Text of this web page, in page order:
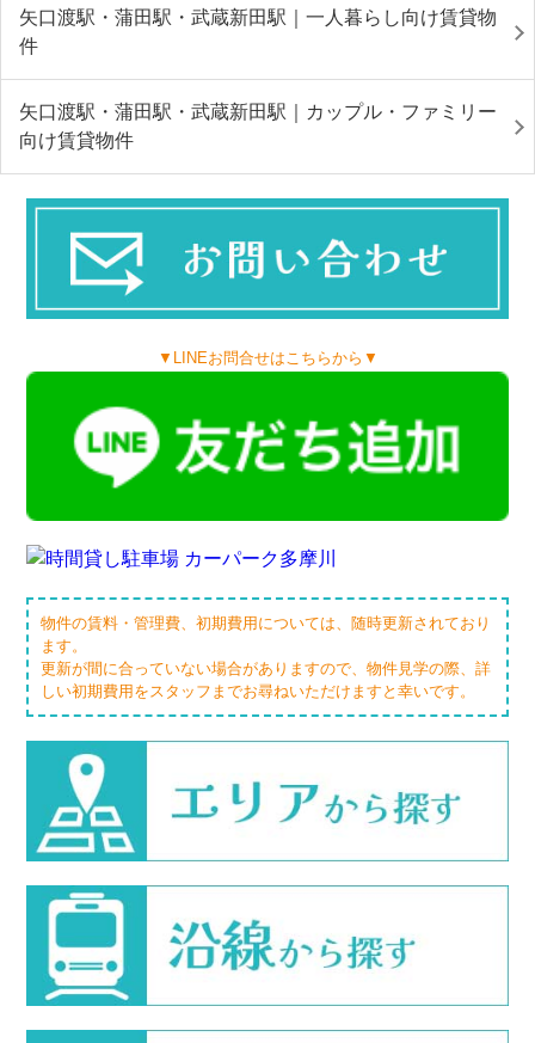
矢口渡駅・蒲田駅・武蔵新田駅｜一人暮らし向け賃貸物
件
矢口渡駅・蒲田駅・武蔵新田駅｜カップル・ファミリー
向け賃貸物件
▼LINEお問合せはこちらから▼
物件の賃料・管理費、初期費用については、随時更新されており
ます。
更新が間に合っていない場合がありますので、物件見学の際、詳
しい初期費用をスタッフまでお尋ねいただけますと幸いです。